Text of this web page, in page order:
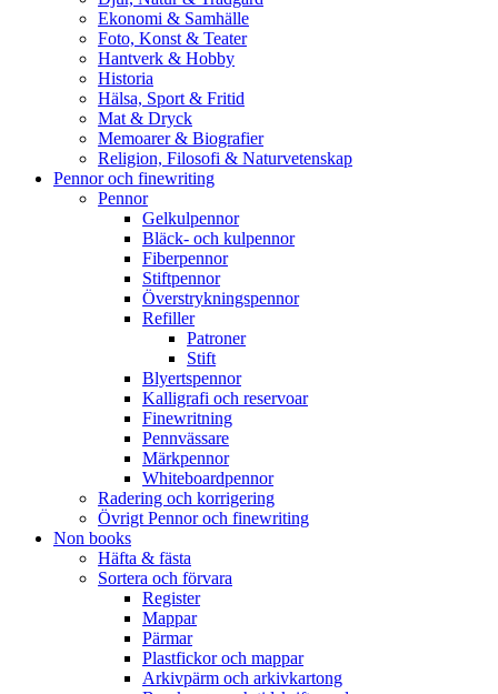
Ekonomi & Samhälle
Foto, Konst & Teater
Hantverk & Hobby
Historia
Hälsa, Sport & Fritid
Mat & Dryck
Memoarer & Biografier
Religion, Filosofi & Naturvetenskap
Pennor och finewriting
Pennor
Gelkulpennor
Bläck- och kulpennor
Fiberpennor
Stiftpennor
Överstrykningspennor
Refiller
Patroner
Stift
Blyertspennor
Kalligrafi och reservoar
Finewritning
Pennvässare
Märkpennor
Whiteboardpennor
Radering och korrigering
Övrigt Pennor och finewriting
Non books
Häfta & fästa
Sortera och förvara
Register
Mappar
Pärmar
Plastfickor och mappar
Arkivpärm och arkivkartong